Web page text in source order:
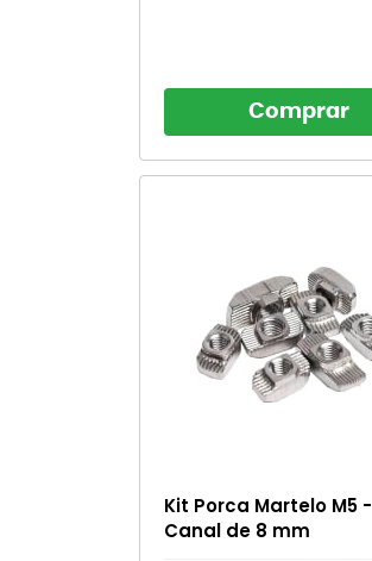
Comprar
Kit Porca Martelo M5 -
Canal de 8 mm